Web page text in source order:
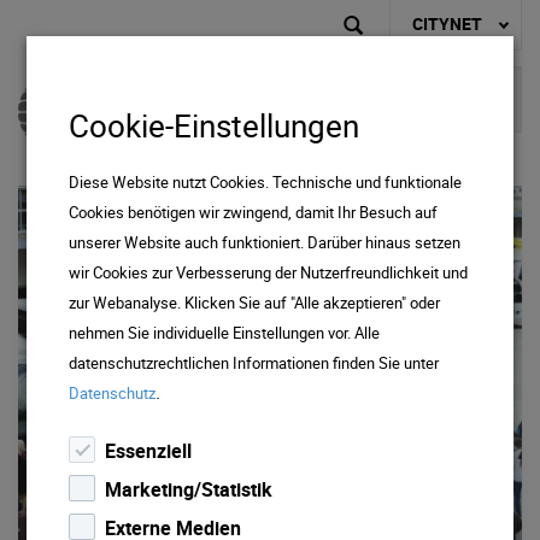
CITYNET
Hall AG
Cookie-Einstellungen
Diese Website nutzt Cookies. Technische und funktionale
Cookies benötigen wir zwingend, damit Ihr Besuch auf
unserer Website auch funktioniert. Darüber hinaus setzen
wir Cookies zur Verbesserung der Nutzerfreundlichkeit und
zur Webanalyse. Klicken Sie auf "Alle akzeptieren" oder
nehmen Sie individuelle Einstellungen vor. Alle
datenschutzrechtlichen Informationen finden Sie unter
Datenschutz.
Essenziell
Marketing/Statistik
Externe Medien